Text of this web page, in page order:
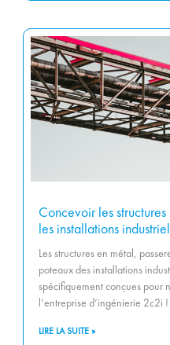
Concevoir les
les installations
Les structures en métal,
poteaux des installations
spécifiquement conçues pour
l’entreprise d’ingénierie 2c2i !
LIRE LA SUITE »